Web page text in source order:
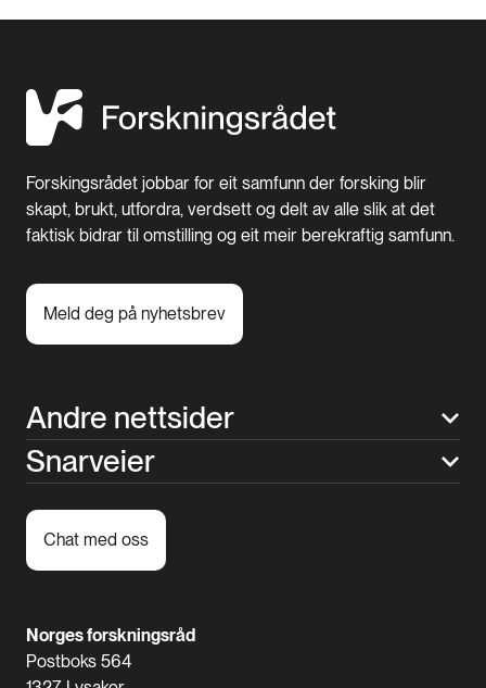
Forskingsrådet jobbar for eit samfunn der forsking blir
skapt, brukt, utfordra, verdsett og delt av alle slik at det
faktisk bidrar til omstilling og eit meir berekraftig samfunn.
Meld deg på nyhetsbrev
Andre nettsider
Snarveier
Chat med oss
Norges forskningsråd
Postboks 564